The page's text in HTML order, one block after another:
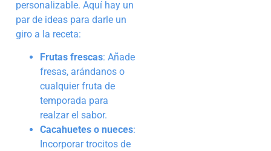
personalizable. Aquí hay un
par de ideas para darle un
giro a la receta:
Frutas frescas: Añade
fresas, arándanos o
cualquier fruta de
temporada para
realzar el sabor.
Cacahuetes o nueces:
Incorporar trocitos de